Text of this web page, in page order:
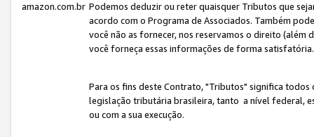
amazon.com.br Podemos deduzir ou reter quaisquer Tributos que
acordo com o Programa de Associados. Também
você não as fornecer, nos reservamos o direito (além
você forneça essas informações de forma
Para os fins deste Contrato, "Tributos" significa
legislação tributária brasileira, tanto a nível federal,
ou com a sua execução.